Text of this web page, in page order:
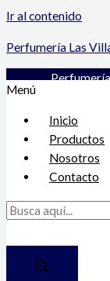
Ir al contenido
Perfumería Las
Menú
Inicio
Productos
Nosotros
Contacto